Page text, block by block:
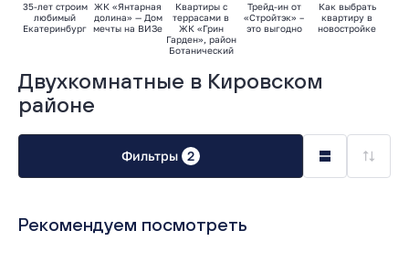
Двухкомнатные в Кировском
районе
35-лет строим
любимый
Екатеринбург
ЖК «Янтарная
долина» — Дом
мечты на ВИЗе
Квартиры с
террасами в
ЖК «Грин
Гарден», район
Ботанический
Трейд-ин от
«Стройтэк» –
это выгодно
Как выбрать
квартиру в
новостройке
Фильтры 2
Рекомендуем посмотреть